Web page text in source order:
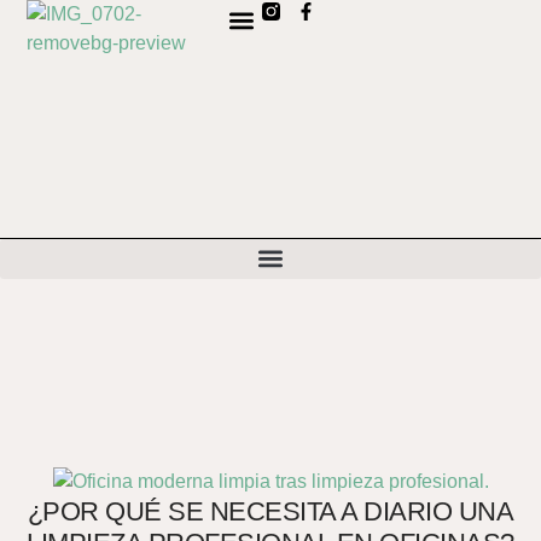
¿POR QUÉ SE NECESITA A DIARIO UNA